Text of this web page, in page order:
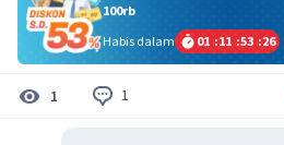
100rb
Habis dalam
01 :11 :53 :25
1 1